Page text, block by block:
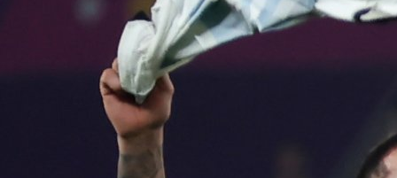
Zanimljivosti
JE LI MOGUĆE: Tri godine nakon smrti sud donio
presudu u vezi Maradone!
2 godina 7 mjesec